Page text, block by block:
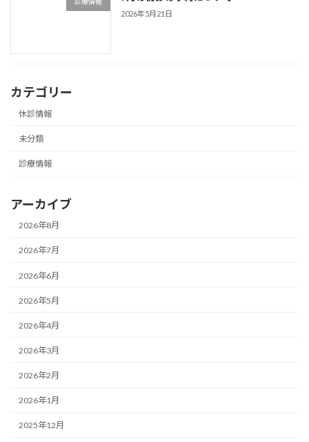
2026年5月21日
カテゴリー
休診情報
未分類
診療情報
アーカイブ
2026年8月
2026年7月
2026年6月
2026年5月
2026年4月
2026年3月
2026年2月
2026年1月
2025年12月